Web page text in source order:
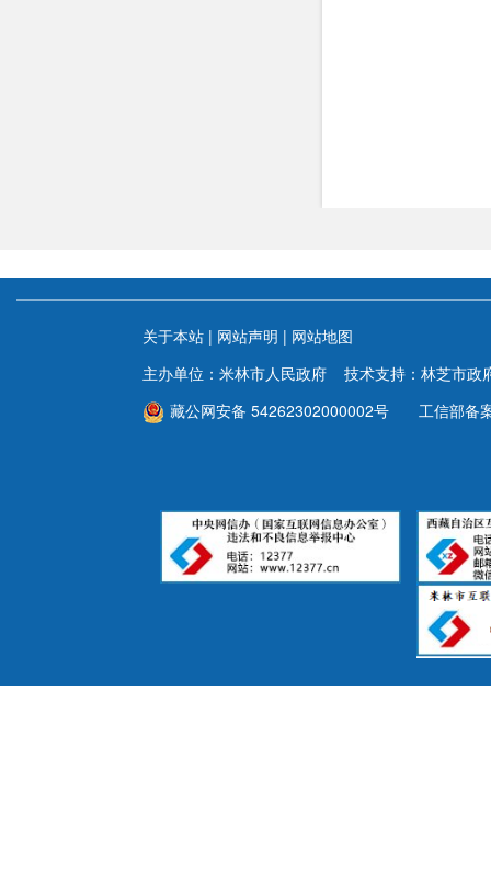
服务事项
财政资金
行政事业性收费
重大建设项目
民生领域
关于本站 | 网站声明 | 网站地图
主办单位：米林市人民政府 技术支持：林芝市政
藏公网安备 54262302000002号
工信部备